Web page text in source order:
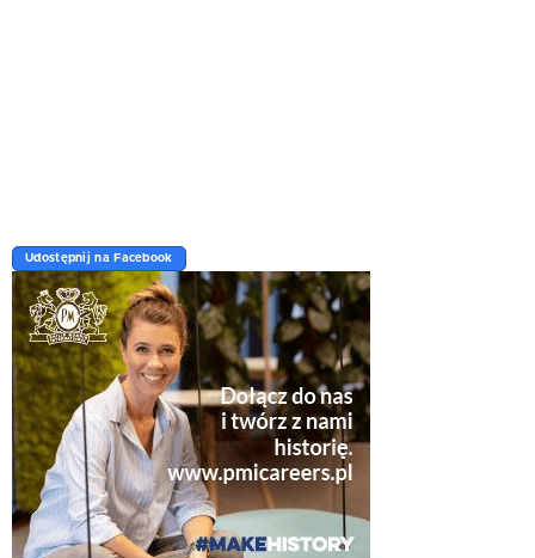
Udostępnij na Facebook